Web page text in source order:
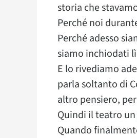
storia che
Perché noi
Perché adesso
siamo inchiodati
E lo rivediamo
parla soltanto di
altro pensiero,
Quindi il teatro un
Quando